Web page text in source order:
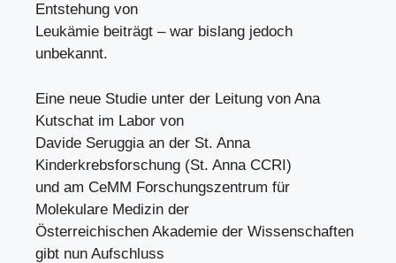
Entstehung von
Leukämie beiträgt – war bislang jedoch
unbekannt.
Eine neue Studie unter der Leitung von Ana
Kutschat im Labor von
Davide Seruggia an der St. Anna
Kinderkrebsforschung (St. Anna CCRI)
und am CeMM Forschungszentrum für
Molekulare Medizin der
Österreichischen Akademie der Wissenschaften
gibt nun Aufschluss